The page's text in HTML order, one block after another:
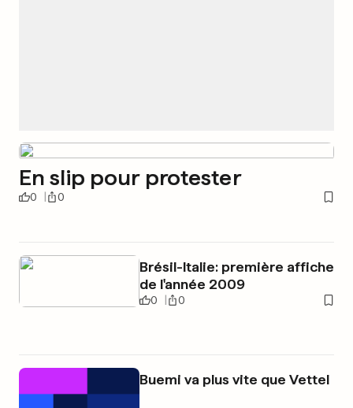
En slip pour protester
0 0
Brésil-Italie: première affiche
de l'année 2009
0 0
Buemi va plus vite que Vettel